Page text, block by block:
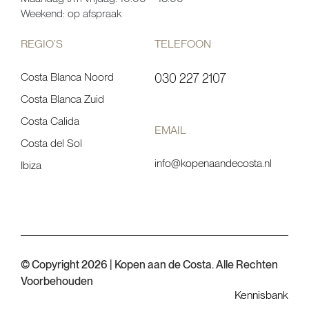
Weekend: op afspraak
REGIO’S
Costa Blanca Noord
Costa Blanca Zuid
Costa Calida
Costa del Sol
Ibiza
TELEFOON
030 227 2107
EMAIL
info@kopenaandecosta.nl
© Copyright 2026 | Kopen aan de Costa. Alle Rechten
Voorbehouden
Kennisbank